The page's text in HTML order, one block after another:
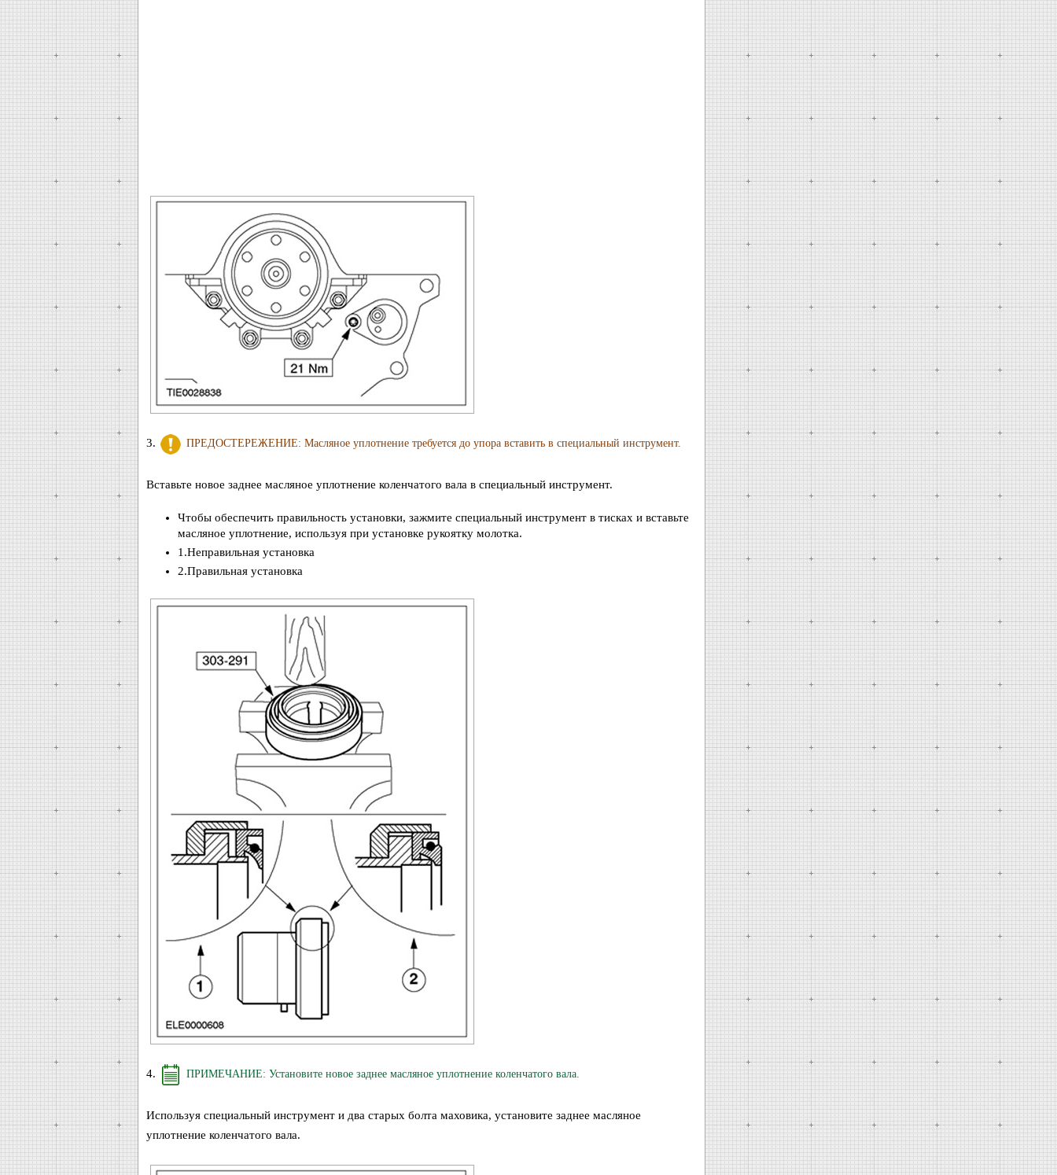
3. ПРЕДОСТЕРЕЖЕНИЕ: Масляное уплотнение требуется до упора вставить в специальный инструмент.
Вставьте новое заднее масляное уплотнение коленчатого вала в специальный инструмент.
Чтобы обеспечить правильность установки, зажмите специальный инструмент в тисках и вставьте
масляное уплотнение, используя при установке рукоятку молотка.
1.Неправильная установка
2.Правильная установка
4. ПРИМЕЧАНИЕ: Установите новое заднее масляное уплотнение коленчатого вала.
Используя специальный инструмент и два старых болта маховика, установите заднее масляное
уплотнение коленчатого вала.